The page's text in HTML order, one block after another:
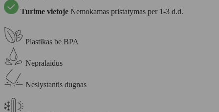
Turime vietoje Nemokamas pristatymas per 1-3 d.d.
Plastikas be BPA
Nepralaidus
Neslystantis dugnas